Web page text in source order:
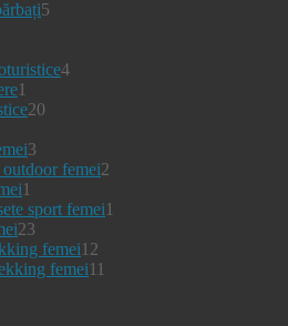
5
44
1
produs
20
3
produse
femei2
1
produs
sport femei1
23
de
produse
femei12
produse
femei11